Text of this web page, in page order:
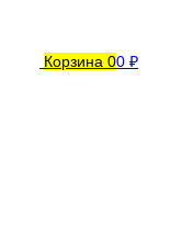
Корзина 00 ₽